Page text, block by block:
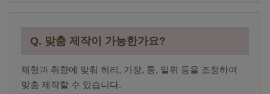
Q. 맞춤 제작이 가능한가요?
체형과 취향에 맞춰 허리, 기장, 통, 밑위 등을 조정하여
맞춤 제작할 수 있습니다.